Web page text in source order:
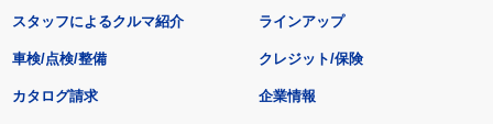
スタッフによるクルマ紹介 ラインアップ
車検/点検/整備 クレジット/保険
カタログ請求 企業情報